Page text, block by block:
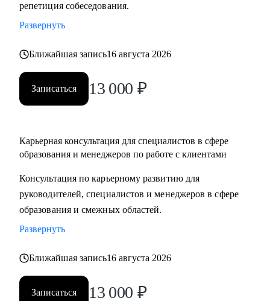
вперед в своей карьере.
репетиция собеседования.
Развернуть
Ближайшая запись16 августа 2026
Записаться 13 000 ₽
Карьерная консультация для специалистов в сфере
образования и менеджеров по работе с клиентами
Консультация по карьерному развитию для
руководителей, специалистов и менеджеров в сфере
образования и смежных областей.
Развернуть
Ближайшая запись16 августа 2026
Записаться 13 000 ₽